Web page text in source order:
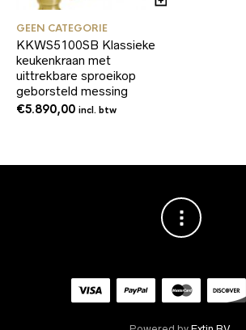
GEEN CATEGORIE
KKWS5100SB Klassieke
keukenkraan met
uittrekbare sproeikop
geborsteld messing
€5.890,00 incl. btw